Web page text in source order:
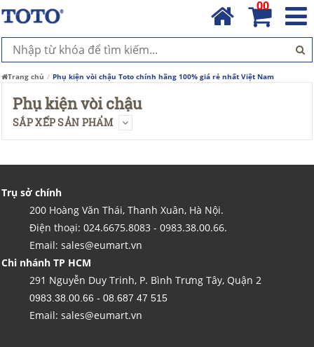
00
Trang chủ Phụ kiện vòi chậu Toto chính hãng 100% giá rẻ nhất Việt Nam
Phụ kiện vòi chậu
SẮP XẾP SẢN PHẨM
Trụ sở chính
200 Hoàng Văn Thái, Thanh Xuân, Hà Nội.
Điện thoại: 024.6675.8083 - 0983.38.00.66.
Email: sales@eumart.vn
Chi nhánh TP HCM
291 Nguyễn Duy Trinh, P. Bình Trưng Tây, Quận 2
0983.38.00.66 - 08.687 47 515
Email: sales@eumart.vn